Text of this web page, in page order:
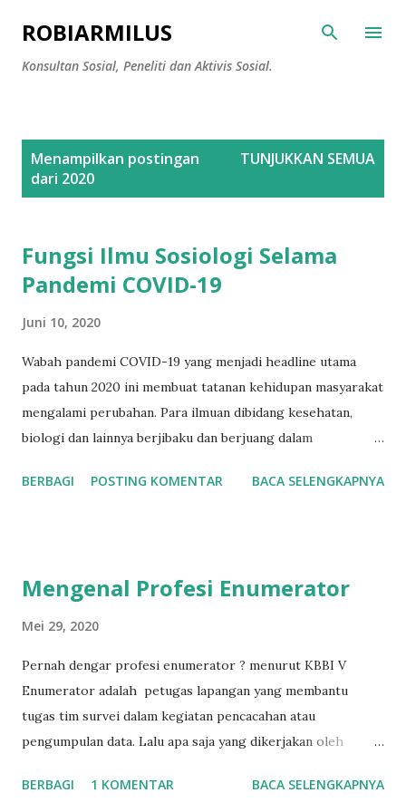
Langsung ke konten utama
ROBIARMILUS
Konsultan Sosial, Peneliti dan Aktivis Sosial.
Menampilkan postingan
dari 2020
TUNJUKKAN SEMUA
Fungsi Ilmu Sosiologi Selama
Pandemi COVID-19
Juni 10, 2020
Wabah pandemi COVID-19 yang menjadi headline utama
pada tahun 2020 ini membuat tatanan kehidupan masyarakat
mengalami perubahan. Para ilmuan dibidang kesehatan,
biologi dan lainnya berjibaku dan berjuang dalam
sosiolog atau ilmuan sosial selama masa COVID-19 ini. Kita
bagi masyarakat 1. Social Engineering Fungsi ilmu sosial
keteraturan dimasyarakat yang mengalami keresahan yang
diakibatkan oleh wabah COVID-19. Peran sosiolog disini
sebagai pemberi rekomendasi kepada pemangku kebijakan
agar berbagai macam program pencegahan bis berjalan
rekayas...
BERBAGI POSTING KOMENTAR BACA SELENGKAPNYA
Mengenal Profesi Enumerator
Mei 29, 2020
Pernah dengar profesi enumerator ? menurut KBBI V
Enumerator adalah petugas lapangan yang membantu
tugas tim survei dalam kegiatan pencacahan atau
pengumpulan data. Lalu apa saja yang dikerjakan oleh
dikerjakan oleh seorang enumerator, yaitu : 1.
BERBAGI 1 KOMENTAR BACA SELENGKAPNYA